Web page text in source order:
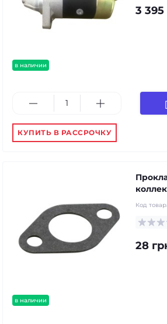
в наличии
3 395
КУПИТЬ В РАССРОЧКУ
в наличии
Код
28